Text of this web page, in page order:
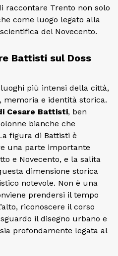
raccontare Trento non solo
come luogo legato alla
del Novecento.
Battisti sul Doss
più intensi della città,
memoria e identità storica.
Cesare Battisti, ben
bianche che
figura di Battisti è
una parte importante
e Novecento, e la salita
dimensione storica
notevole. Non è una
prendersi il tempo
riconoscere il corso
il disegno urbano e
profondamente legata al